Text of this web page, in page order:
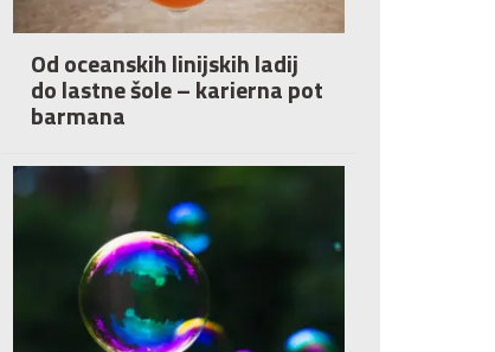
Od oceanskih linijskih ladij
do lastne šole – karierna pot
barmana